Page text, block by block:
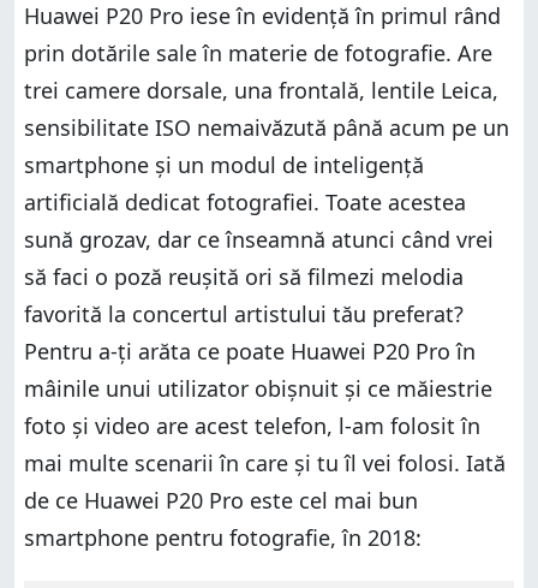
Huawei P20 Pro iese în evidență în primul rând
prin dotările sale în materie de fotografie. Are
trei camere dorsale, una frontală, lentile Leica,
sensibilitate ISO nemaivăzută până acum pe un
smartphone și un modul de inteligență
artificială dedicat fotografiei. Toate acestea
sună grozav, dar ce înseamnă atunci când vrei
să faci o poză reușită ori să filmezi melodia
favorită la concertul artistului tău preferat?
Pentru a-ți arăta ce poate Huawei P20 Pro în
mâinile unui utilizator obișnuit și ce măiestrie
foto și video are acest telefon, l-am folosit în
mai multe scenarii în care și tu îl vei folosi. Iată
de ce Huawei P20 Pro este cel mai bun
smartphone pentru fotografie, în 2018: